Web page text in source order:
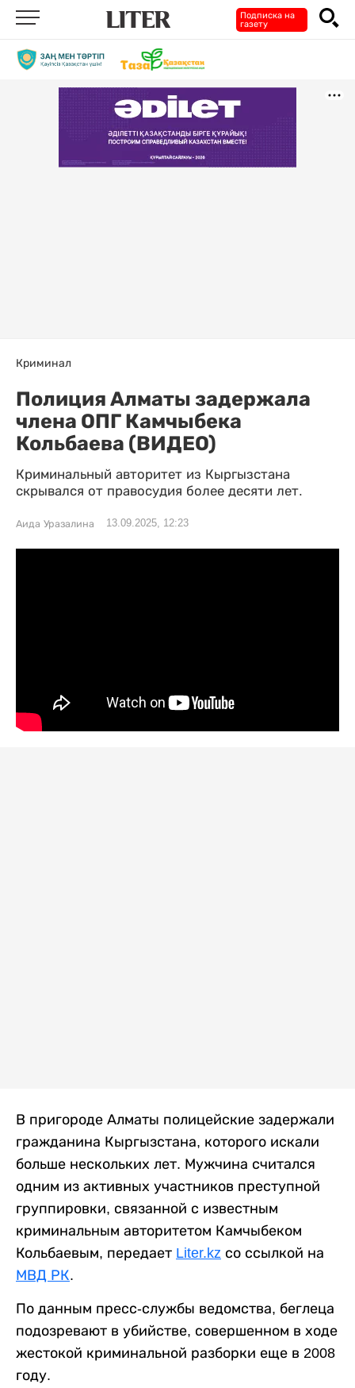
Подписка на
газету
Криминал
Полиция Алматы задержала
члена ОПГ Камчыбека
Кольбаева (ВИДЕО)
Криминальный авторитет из Кыргызстана
скрывался от правосудия более десяти лет.
Аида Уразалина 13.09.2025, 12:23
В пригороде Алматы полицейские задержали
гражданина Кыргызстана, которого искали
больше нескольких лет. Мужчина считался
одним из активных участников преступной
группировки, связанной с известным
криминальным авторитетом Камчыбеком
Кольбаевым, передает Liter.kz со ссылкой на
МВД РК.
По данным пресс-службы ведомства, беглеца
подозревают в убийстве, совершенном в ходе
жестокой криминальной разборки еще в 2008
году.